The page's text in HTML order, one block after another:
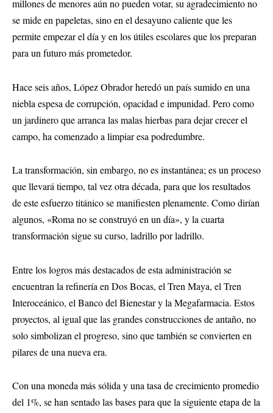
millones de menores aún no pueden votar, su agradecimiento no
se mide en papeletas, sino en el desayuno caliente que les
permite empezar el día y en los útiles escolares que los preparan
para un futuro más prometedor.
Hace seis años, López Obrador heredó un país sumido en una
niebla espesa de corrupción, opacidad e impunidad. Pero como
un jardinero que arranca las malas hierbas para dejar crecer el
campo, ha comenzado a limpiar esa podredumbre.
La transformación, sin embargo, no es instantánea; es un proceso
que llevará tiempo, tal vez otra década, para que los resultados
de este esfuerzo titánico se manifiesten plenamente. Como dirían
algunos, «Roma no se construyó en un día», y la cuarta
transformación sigue su curso, ladrillo por ladrillo.
Entre los logros más destacados de esta administración se
encuentran la refinería en Dos Bocas, el Tren Maya, el Tren
Interoceánico, el Banco del Bienestar y la Megafarmacia. Estos
proyectos, al igual que las grandes construcciones de antaño, no
solo simbolizan el progreso, sino que también se convierten en
pilares de una nueva era.
Con una moneda más sólida y una tasa de crecimiento promedio
del 1%, se han sentado las bases para que la siguiente etapa de la